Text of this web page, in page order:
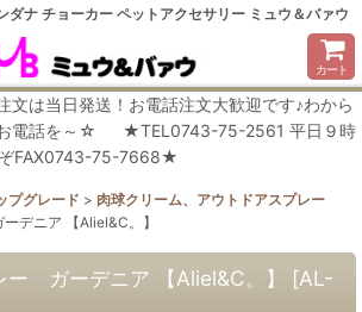
ダナ チョーカー ペットアクセサリー ミュウ＆バァウ
カート
文は当日発送！お電話注文大歓迎です♪わから
お電話を～☆ ★TEL0743-75-2561 平日９時
FAX0743-75-7668★
プグレード > 肉球クリーム、アウトドアスプレー
デニア 【Aliel&C。】
ー ガーデニア 【Aliel&C。】 [AL-